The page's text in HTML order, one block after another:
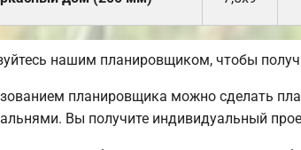
нашим планировщиком, чтобы
планировщика можно сделать
Вы получите индивидуальный